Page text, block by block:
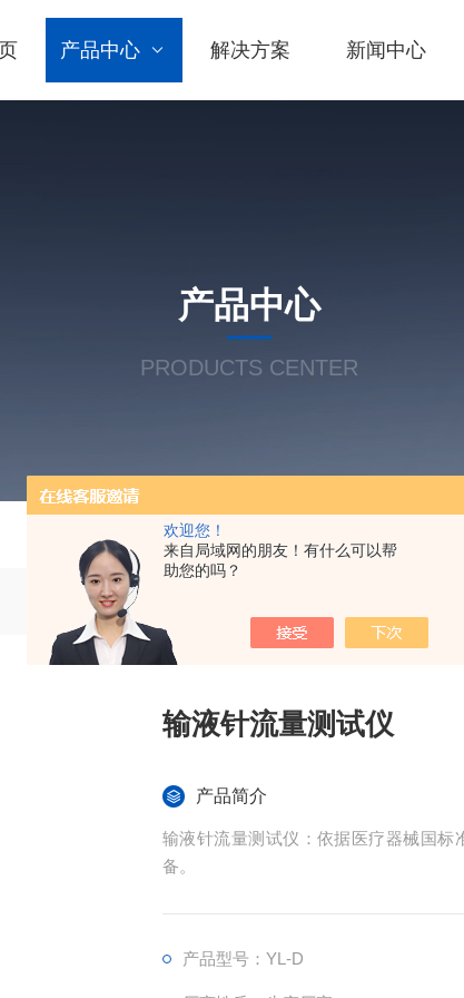
欢迎您！
来自局域网的朋友！有什么可以帮
助您的吗？
产品中心 解决方案 新闻中心
产品中心
PRODUCTS CENTER
当前位置： 导尿管
输液针流量测试仪
产品简介
输液针流量测试仪：依据医疗器械国
备。
产品型号：YL-D